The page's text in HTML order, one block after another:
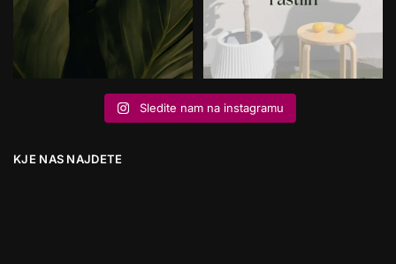
Sledite nam na instagramu
KJE NAS NAJDETE